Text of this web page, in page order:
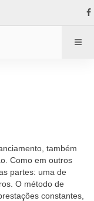
também
Como em outros
partes: uma de
O método de
constantes,